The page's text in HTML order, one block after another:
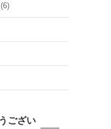
(6)
ござい